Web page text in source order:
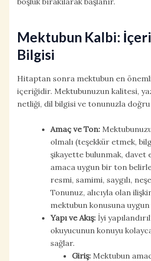
Mektubun Kalbi:
Bilgisi
Hitaptan sonra mektubun en önemli
içeriğidir. Mektubunuzun kalitesi,
netliği, dil bilgisi ve tonunuzla doğru
Amaç ve Ton:
olmalı (teşekkür etmek,
şikayette bulunmak, davet
amaca uygun bir ton
resmi, samimi, saygılı,
Tonunuz, alıcıyla olan
mektubun konusuna uygun
Yapı ve Akış:İyi
okuyucunun konuyu
sağlar.
Giriş:Mektubun